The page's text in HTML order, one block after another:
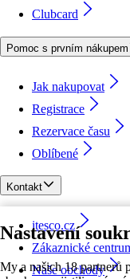
Nastavení
My a našich 18 partnerů
Clubcard
Pomoc s prvním nákupem
Jak nakupovat
Registrace
Rezervace času
Oblíbené
Kontakt
itesco.cz
Zákaznické
Naše obchody